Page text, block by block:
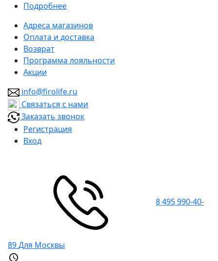
Подробнее
Адреса магазинов
Оплата и доставка
Возврат
Программа лояльности
Акции
info@firolife.ru
Связаться с нами
Заказать звонок
Регистрация
Вход
8 495 990-40-
89Для Москвы